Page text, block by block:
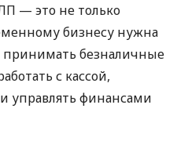
— это не только
бизнесу нужна
принимать безналичные
с кассой,
управлять финансами